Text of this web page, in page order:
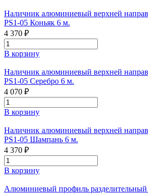
Наличник алюминиевый верхней
PS1-05 Коньяк 6 м.
4 370 ₽
В корзину
Наличник алюминиевый верхней
PS1-05 Серебро 6 м.
4 070 ₽
В корзину
Наличник алюминиевый верхней
PS1-05 Шампань 6 м.
4 370 ₽
В корзину
Алюминиевый профиль разделительный